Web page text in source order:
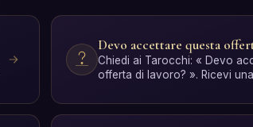
Devo accettare questa
Chiedi ai Tarocchi: « Devo
offerta di lavoro? ». Ricevi